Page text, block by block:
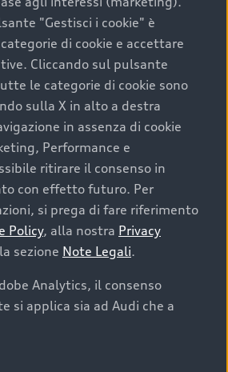
è una decisione che coniuga
e sostenibilità. Per fare un
considerare aspetti
garanzia inclusa e l’affidabilità del
usata perfetta tramite Audi
prima di
tua prossima
da considerare prima di
oltre al prezzo e all'aspetto,
"Gestisci i cookie" è
di cookie e accettare
Cliccando sul pulsante
le categorie di cookie sono
sulla X in alto a destra
in assenza di cookie
Performance e
ritirare il consenso in
con effetto futuro. Per
si prega di fare riferimento
Policy, alla nostra Privacy
sezione Note Legali.
Analytics, il consenso
si applica sia ad Audi che a